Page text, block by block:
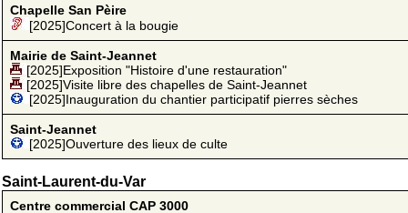
Chapelle San Pèire
[2025]Concert à la bougie
Mairie de Saint-Jeannet
[2025]Exposition "Histoire d'une restauration"
[2025]Visite libre des chapelles de Saint-Jeannet
[2025]Inauguration du chantier participatif pierres sèches
Saint-Jeannet
[2025]Ouverture des lieux de culte
Saint-Laurent-du-Var
Centre commercial CAP 3000